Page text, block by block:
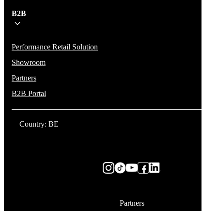
B2B
Performance Retail Solution
Showroom
Partners
B2B Portal
Country: BE
Partners